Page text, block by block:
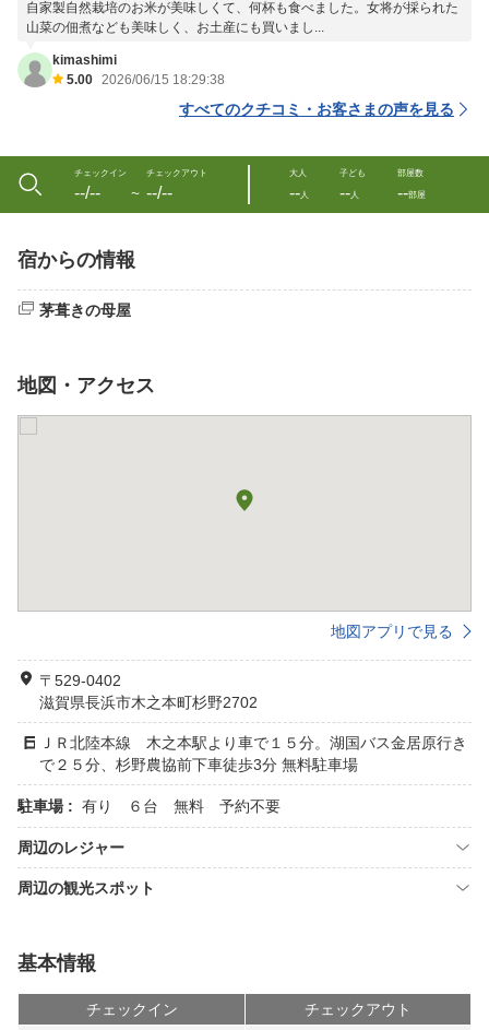
自家製自然栽培のお米が美味しくて、何杯も食べました。女将が採られた
山菜の佃煮なども美味しく、お土産にも買いまし...
kimashimi
5.00 2026/06/15 18:29:38
すべてのクチコミ・お客さまの声を見る
チェックイン
--/-- 〜
チェックアウト
--/--
大人
--人
子ども
--人
部屋数
--部屋
宿からの情報
茅葺きの母屋
地図・アクセス
地図アプリで見る
〒529-0402
滋賀県長浜市木之本町杉野2702
ＪＲ北陸本線 木之本駅より車で１５分。湖国バス金居原行き
で２５分、杉野農協前下車徒歩3分 無料駐車場
駐車場 : 有り ６台 無料 予約不要
周辺のレジャー
周辺の観光スポット
基本情報
チェックイン チェックアウト